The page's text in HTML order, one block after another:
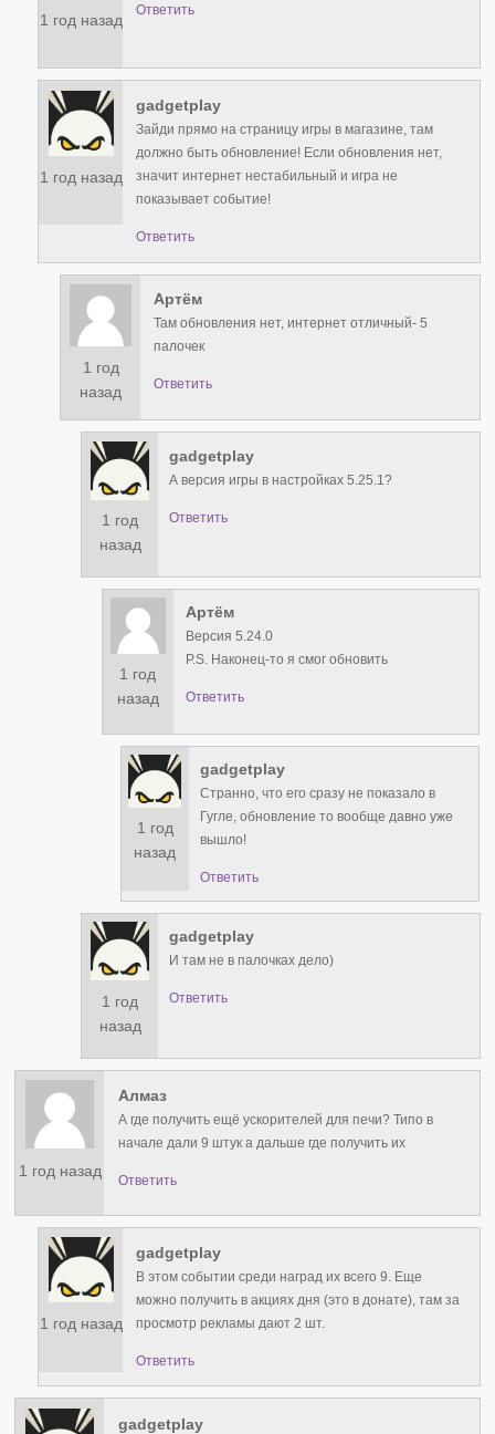
1 год назад
Ответить
1 год назад
gadgetplay
Зайди прямо на страницу игры в магазине, там
должно быть обновление! Если обновления нет,
значит интернет нестабильный и игра не
показывает событие!
Ответить
1 год
назад
Артём
Там обновления нет, интернет отличный- 5
палочек
Ответить
1 год
назад
gadgetplay
А версия игры в настройках 5.25.1?
Ответить
1 год
назад
Артём
Версия 5.24.0
Р.S. Наконец-то я смог обновить
Ответить
1 год
назад
gadgetplay
Странно, что его сразу не показало в
Гугле, обновление то вообще давно уже
вышло!
Ответить
1 год
назад
gadgetplay
И там не в палочках дело)
Ответить
1 год назад
Алмаз
А где получить ещё ускорителей для печи? Типо в
начале дали 9 штук а дальше где получить их
Ответить
1 год назад
gadgetplay
В этом событии среди наград их всего 9. Еще
можно получить в акциях дня (это в донате), там за
просмотр рекламы дают 2 шт.
Ответить
gadgetplay